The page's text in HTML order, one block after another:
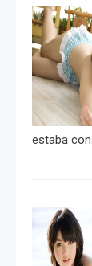
estaba